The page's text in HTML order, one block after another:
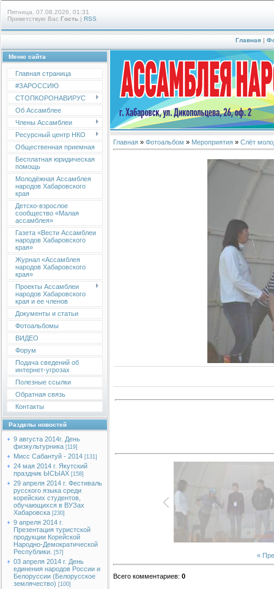
Пятница, 07.08.2026, 01:31
Приветствую Вас Гость | RSS
Главная |
Меню сайта
Главная страница
#ЗАРОССИЮ
СТОПКОРОНАВИРУС
Об Ассамблее
Члены Ассамблеи
Ресурсный центр НКО
Общественная приемная
Бесплатная юридическая
помощь
Молодёжная Ассамблея
народов Хабаровского
края
Детско-взрослое
сообщество «Малая
ассамблея»
Газета «Вести Ассамблеи
народов Хабаровского
края»
Журнал «Ассамблея
народов Хабаровского
края»
Проекты Ассамблеи
народов Хабаровского
края и ее членов
Документы и статьи
Фотоальбомы
ВИДЕО
Форум
Подача сведений об
интернет-угрозах
Полезные ссылки
Обратная связь
Контакты
Разделы новостей
9 августа 2014г. День
физкультурника [119]
Мисс Сабантуй - 2014 [131]
24 мая 2014 г. Якутский
праздник ЫСЫАХ [158]
29 апреля 2014 г. Фестиваль
русского языка среди
корейских студентов,
обучающихся в ВУЗах
Хабаровска [230]
9 апреля 2014 г.
Презентация туристской
продукции Корейской
Народно-Демократической
Республики.
[57]
03 апреля 2014 г. День
единения народов России и
Белоруссии (Белорусское
землячество) [100]
Главная » Фотоальбом » Мероприятия » Слёт
«
Всего комментариев: 0